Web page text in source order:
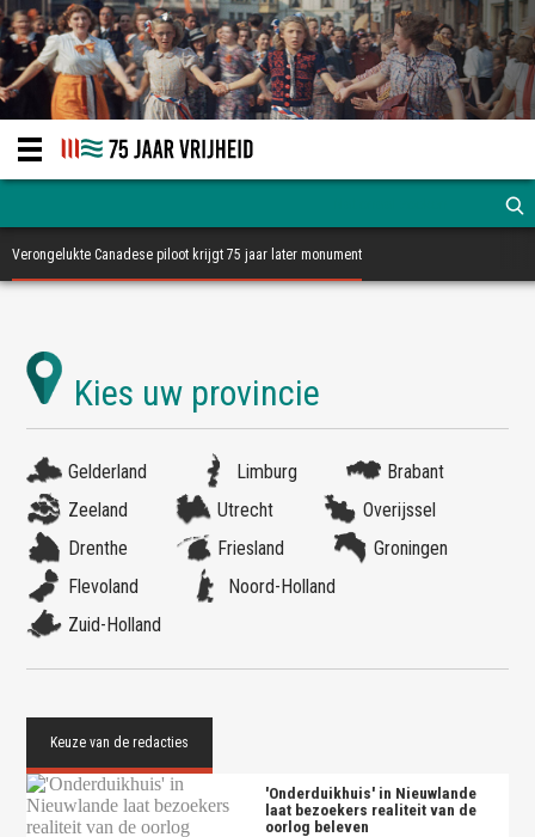
Verongelukte Canadese piloot krijgt 75 jaar later monument
Gelderland Limburg
Brabant
Zeeland
Utrecht
Overijssel
Drenthe
Friesland
Groningen
Flevoland
Noord-Holland
Zuid-Holland
'Onderduikhuis' in Nieuwlande
laat bezoekers realiteit van de
oorlog beleven